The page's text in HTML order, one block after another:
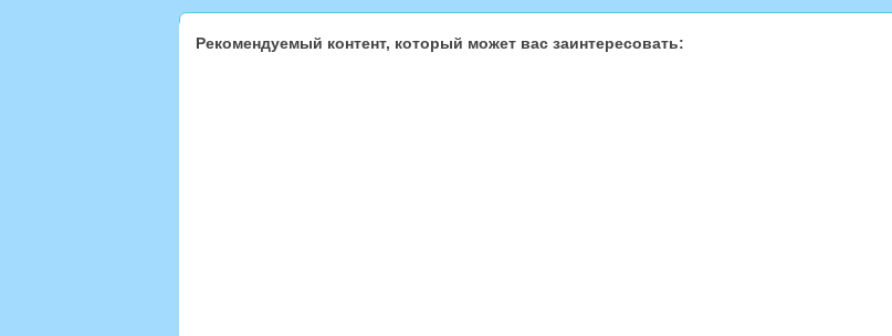
Рекомендуемый контент, который может вас заинтересовать: